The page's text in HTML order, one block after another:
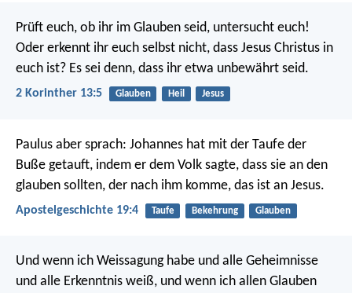
Prüft euch, ob ihr im Glauben seid, untersucht euch!
Oder erkennt ihr euch selbst nicht, dass Jesus Christus in
euch ist? Es sei denn, dass ihr etwa unbewährt seid.
2 Korinther 13:5 Glauben Heil Jesus
Paulus aber sprach: Johannes hat mit der Taufe der
Buße getauft, indem er dem Volk sagte, dass sie an den
glauben sollten, der nach ihm komme, das ist an Jesus.
Apostelgeschichte 19:4 Taufe Bekehrung Glauben
Und wenn ich Weissagung habe und alle Geheimnisse
und alle Erkenntnis weiß, und wenn ich allen Glauben